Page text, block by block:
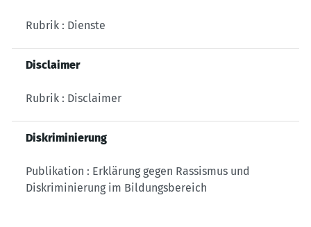
Rubrik : Dienste
Disclaimer
Rubrik : Disclaimer
Diskriminierung
Publikation : Erklärung gegen Rassismus und
Diskriminierung im Bildungsbereich